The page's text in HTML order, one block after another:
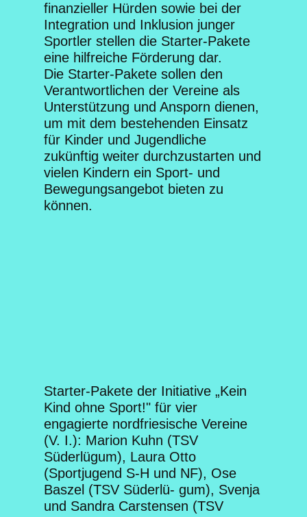
finanzieller Hürden sowie bei der
Integration und Inklusion junger
Sportler stellen die Starter-Pakete
eine hilfreiche Förderung dar.
Die Starter-Pakete sollen den
Verantwortlichen der Vereine als
Unterstützung und Ansporn dienen,
um mit dem bestehenden Einsatz
für Kinder und Jugendliche
zukünftig weiter durchzustarten und
vielen Kindern ein Sport- und
Bewegungsangebot bieten zu
können.
Starter-Pakete der Initiative „Kein
Kind ohne Sport!" für vier
engagierte nordfriesische Vereine
(V. I.): Marion Kuhn (TSV
Süderlügum), Laura Otto
(Sportjugend S-H und NF), Ose
Baszel (TSV Süderlü- gum), Svenja
und Sandra Carstensen (TSV